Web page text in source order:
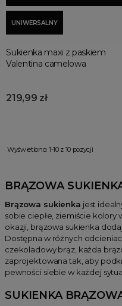
UNIWERSALNY
Sukienka maxi z paskiem
Valentina camelowa
219,99 zł
Wyświetlono: 1-10 z 10 pozycji
BRĄZOWA
Brązowa sukienka jest
sobie ciepłe, ziemiście kolory
okazji, brązowa sukienka
Dostępna w różnych
czekoladowy brąz, każda
zaprojektowana tak, aby
pewności siebie w każdej
SUKIENKA